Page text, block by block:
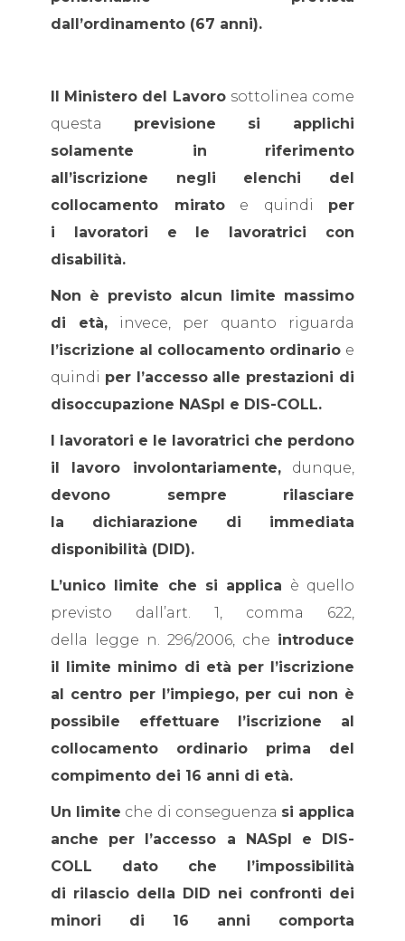
dall’ordinamento (67 anni).
Il Ministero del Lavoro sottolinea come
questa previsione
si applichi
solamente in riferimento
all’iscrizione negli elenchi del
collocamento miratoe quindi per
i lavoratori e le lavoratrici con
disabilità.
Non è previsto alcun limite massimo
di età, invece, per quanto riguarda
l’iscrizione al collocamento ordinario e
quindi per l’accesso alle prestazioni di
disoccupazione NASpI e DIS-COLL.
I lavoratori e le lavoratrici che perdono
il lavoro involontariamente,dunque,
devono sempre rilasciare
la dichiarazione di immediata
disponibilità (DID).
L’unico limite che si applica è quello
previsto dall’art. 1, comma 622,
della legge n. 296/2006, che introduce
il limite minimo di età per l’iscrizione
al centro per l’impiego, per cui non è
possibile effettuare l’iscrizione al
collocamento ordinario prima del
compimento dei 16 anni di età.
Un limite che di conseguenza si applica
anche per l’accesso a NASpI e DIS-
COLL dato che l’impossibilità
di rilascio della DID nei confronti dei
minori di 16 anni comporta